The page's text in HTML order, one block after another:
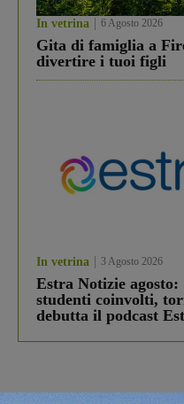
In vetrina 6 Agosto 2026
Gita di famiglia a
divertire i tuoi figli
In vetrina 3 Agosto 2026
Estra Notizie
studenti coinvolti,
debutta il podcast